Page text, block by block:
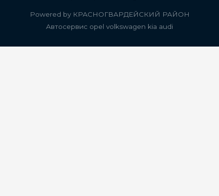
Powered by КРАСНОГВАРДЕЙСКИЙ РАЙОН
Автосервис opel volkswagen kia audi